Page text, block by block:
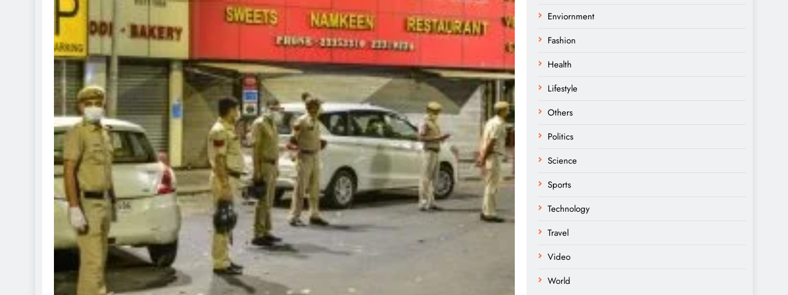
Enviornment
Fashion
Health
Lifestyle
Others
Politics
Science
Sports
Technology
Travel
Video
World